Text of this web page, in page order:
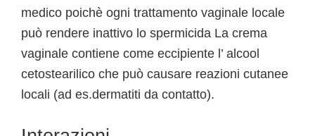
medico poichè ogni trattamento vaginale locale
può rendere inattivo lo spermicida La crema
vaginale contiene come eccipiente l’ alcool
cetostearilico che può causare reazioni cutanee
locali (ad es.dermatiti da contatto).